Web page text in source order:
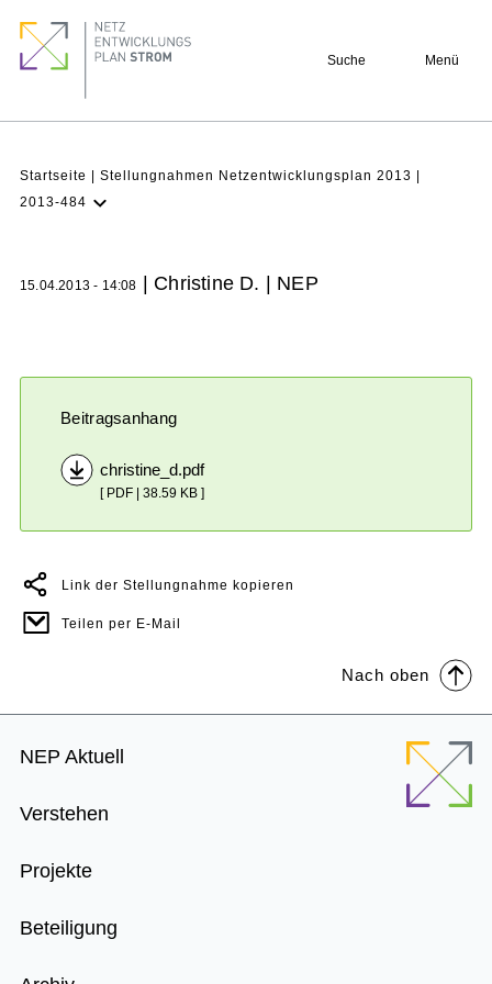
zum
Inhalt
Suche Menü
Pfadnavigation
Startseite
Stellungnahmen Netzentwicklungsplan 2013
2013-484
Verstehen
15.04.2013 - 14:08 | Christine D. | NEP
Beitragsanhang
christine_d.pdf
[ PDF | 38.59 KB ]
Link der Stellungnahme kopieren
Teilen per E-Mail
Nach oben
Footer
NEP Aktuell
Verstehen
Projekte
Beteiligung
quick
links